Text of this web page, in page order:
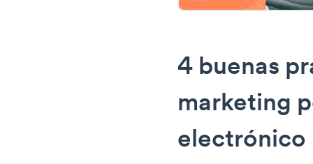
4 buenas
marketing
electrónico